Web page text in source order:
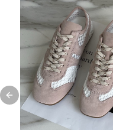
Previous slide